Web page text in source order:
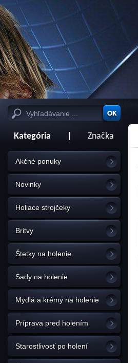
Kategória Značka
Akčné ponuky
Novinky
Holiace strojčeky
Britvy
Štetky na holenie
Sady na holenie
Mydlá a krémy na holenie
Príprava pred holením
Starostlivosť po holení